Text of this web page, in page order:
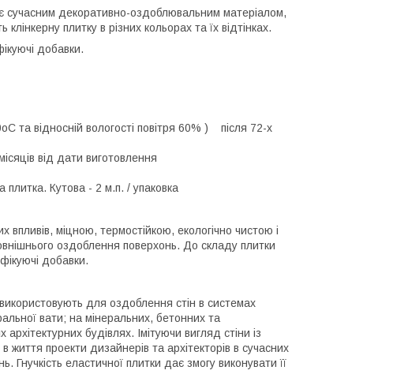
декоративно-оздоблювальним матеріалом,
плитку в різних кольорах та їх відтінках.
добавки.
та відносній вологості повітря 60% ) після 72-х
від дати виготовлення
Кутова - 2 м.п. / упаковка
міцною, термостійкою, екологічно чистою і
оздоблення поверхонь. До складу плитки
добавки.
для оздоблення стін в системах
вати; на мінеральних, бетонних та
будівлях. Імітуючи вигляд стіни із
життя проекти дизайнерів та архітекторів в сучасних
еластичної плитки дає змогу виконувати її